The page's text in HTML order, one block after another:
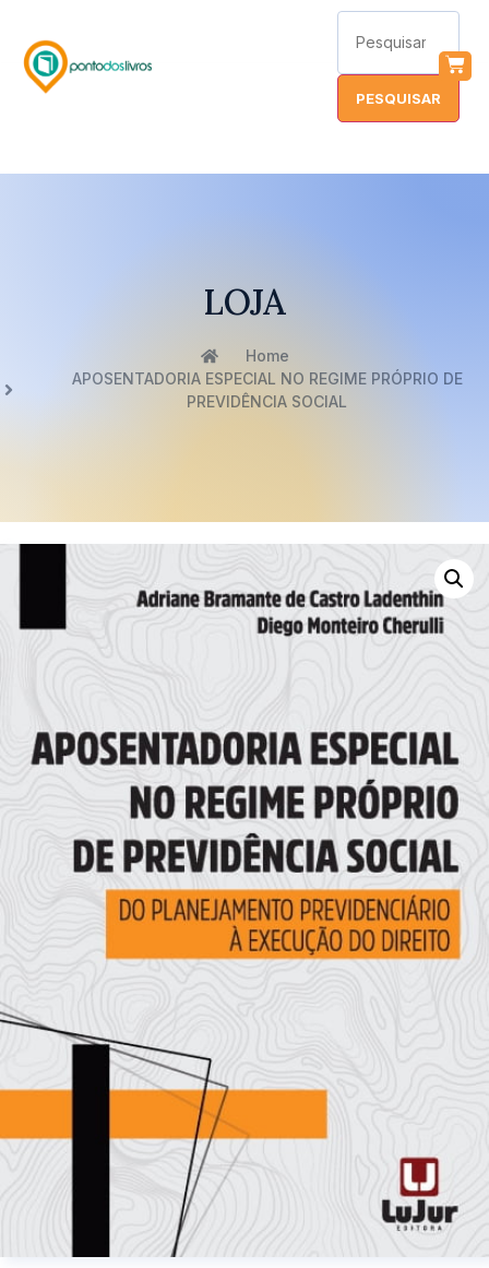
LOJA
Home
APOSENTADORIA ESPECIAL NO REGIME PRÓPRIO DE
PREVIDÊNCIA SOCIAL